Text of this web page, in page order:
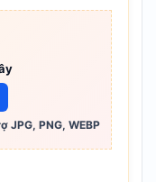
JPG, PNG, WEBP